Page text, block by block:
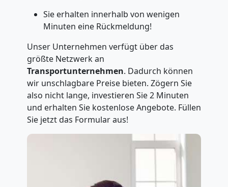
Sie erhalten innerhalb von wenigen
Minuten eine Rückmeldung!
Unser Unternehmen verfügt über das
größte Netzwerk an
Transportunternehmen. Dadurch können
wir unschlagbare Preise bieten. Zögern Sie
also nicht lange, investieren Sie 2 Minuten
und erhalten Sie kostenlose Angebote. Füllen
Sie jetzt das Formular aus!